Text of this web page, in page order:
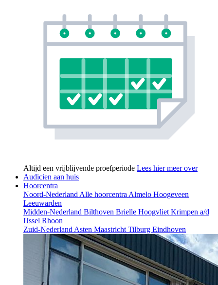
Altijd een vrijblijvende proefperiode Lees hier meer over
Audicien aan huis
Hoorcentra
Noord-Nederland Alle hoorcentra Almelo Hoogeveen
Leeuwarden
Midden-Nederland Bilthoven Brielle Hoogvliet Krimpen a/d
IJssel Rhoon
Zuid-Nederland Asten Maastricht Tilburg Eindhoven